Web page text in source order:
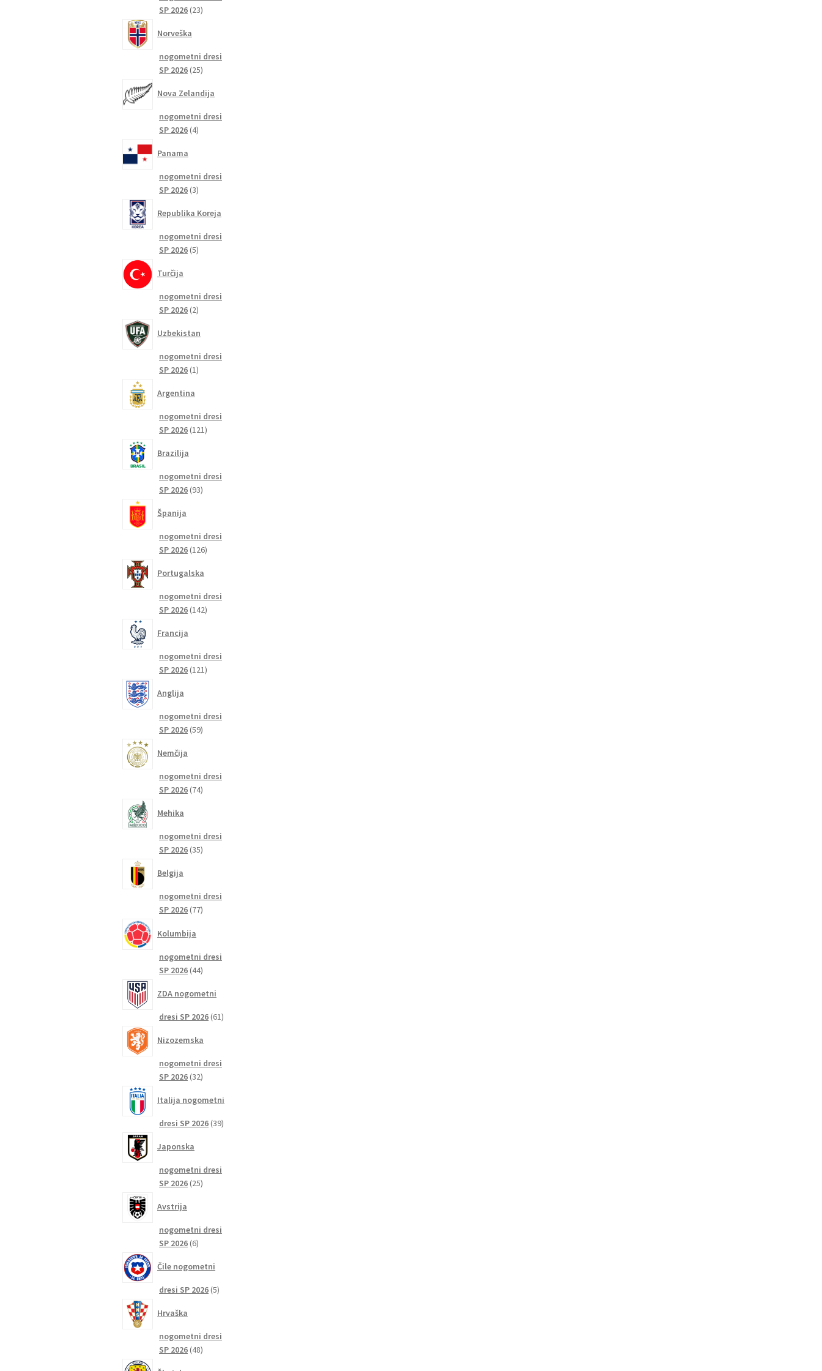
SP 2026 2323
Norveška
nogometni dresi
SP 2026 2525
Nova Zelandija
nogometni dresi
SP 2026 44
Panama
nogometni dresi
SP 2026 33
Republika Koreja
nogometni dresi
SP 2026 55
Turčija
nogometni dresi
SP 2026 22
Uzbekistan
nogometni dresi
SP 2026 11
Argentina
nogometni dresi
SP 2026 121121
Brazilija
nogometni dresi
SP 2026 9393
Španija
nogometni dresi
SP 2026 126126
Portugalska
nogometni dresi
SP 2026 142142
Francija
nogometni dresi
SP 2026 121121
Anglija
nogometni dresi
SP 2026 5959
Nemčija
nogometni dresi
SP 2026 7474
Mehika
nogometni dresi
SP 2026 3535
Belgija
nogometni dresi
SP 2026 7777
Kolumbija
nogometni dresi
SP 2026 4444
ZDA nogometni
dresi SP 2026 6161
Nizozemska
nogometni dresi
SP 2026 3232
Italija nogometni
dresi SP 2026 3939
Japonska
nogometni dresi
SP 2026 2525
Avstrija
nogometni dresi
SP 2026 66
Čile nogometni
dresi SP 2026 55
Hrvaška
nogometni dresi
SP 2026 4848